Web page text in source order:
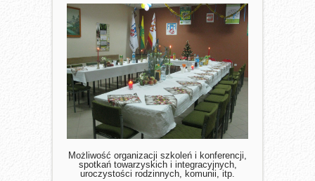
Możliwość organizacji szkoleń i konferencji,
spotkań towarzyskich i integracyjnych,
uroczystości rodzinnych, komunii, itp.